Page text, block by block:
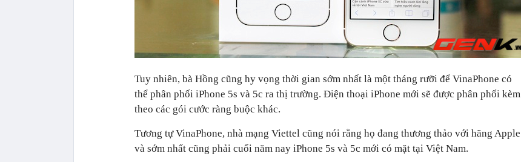
Tuy nhiên, bà Hồng cũng hy vọng thời gian sớm nhất là một tháng rưỡi để VinaPhone có
thể phân phối iPhone 5s và 5c ra thị trường. Điện thoại iPhone mới sẽ được phân phối kèm
theo các gói cước ràng buộc khác.
Tương tự VinaPhone, nhà mạng Viettel cũng nói rằng họ đang thương thảo với hãng Apple
và sớm nhất cũng phải cuối năm nay iPhone 5s và 5c mới có mặt tại Việt Nam.